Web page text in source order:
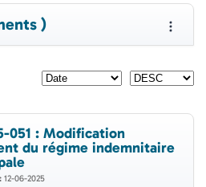
)
051 : Modification
du régime indemnitaire
12-06-2025